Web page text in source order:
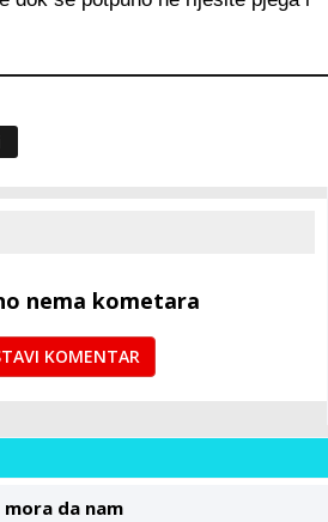
nema kometara
KOMENTAR
mora da nam